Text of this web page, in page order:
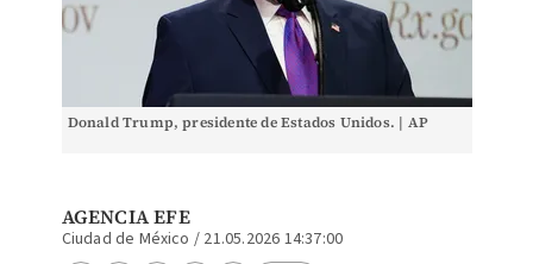
Donald Trump, presidente de Estados Unidos. | AP
AGENCIA EFE
Ciudad de México / 21.05.2026 14:37:00